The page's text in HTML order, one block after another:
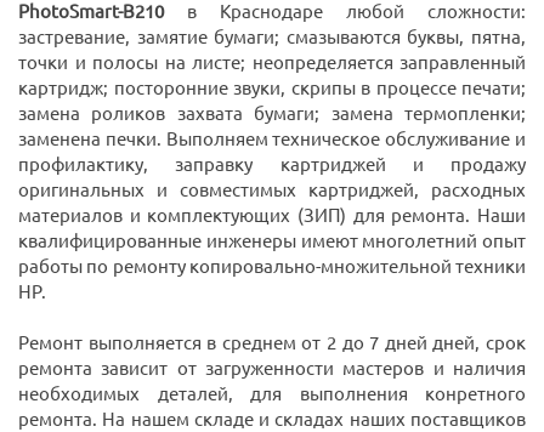
PhotoSmart-B210в Краснодаре любой сложности:
застревание, замятие бумаги; смазываются буквы, пятна,
точки и полосы на листе; неопределяется заправленный
картридж; посторонние звуки, скрипы в процессе печати;
замена роликов захвата бумаги; замена термопленки;
заменена печки. Выполняем техническое обслуживание и
профилактику, заправку картриджей и продажу
оригинальных и совместимых картриджей, расходных
материалов и комплектующих (ЗИП) для ремонта. Наши
квалифицированные инженеры имеют многолетний опыт
работы по ремонту копировально-множительной техники
HP.
Ремонт выполняется в среднем от 2 до 7 дней дней, срок
ремонта зависит от загруженности мастеров и наличия
необходимых деталей, для выполнения конретного
ремонта. На нашем складе и складах наших поставщиков